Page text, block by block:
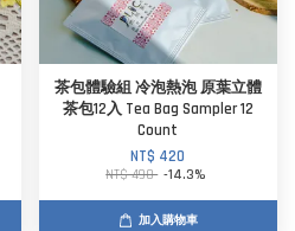
茶包體驗組 冷泡熱泡 原葉立體
茶包12入 Tea Bag Sampler 12
Count
NT$ 420
NT$ 490 -14.3%
加入購物車